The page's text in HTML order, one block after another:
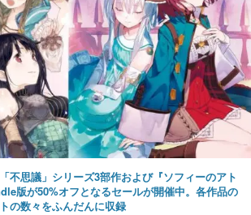
不思議」シリーズ3部作および『ソフィーのアト
版が50%オフとなるセールが開催中。各作品の
の数々をふんだんに収録